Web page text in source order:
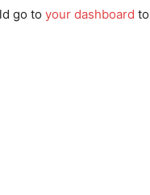
go to your dashboard